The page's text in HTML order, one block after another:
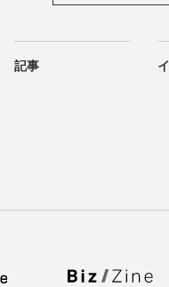
記事